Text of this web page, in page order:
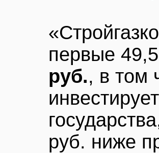
первые
руб., в том
руб. ниже